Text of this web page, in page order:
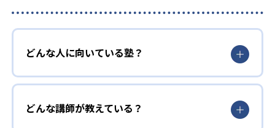
どんな人に向いている塾？
どんな講師が教えている？